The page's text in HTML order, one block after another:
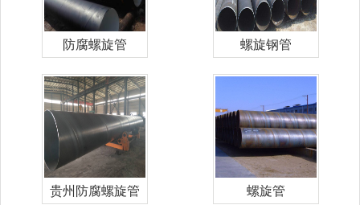
防腐螺旋管 螺旋钢管
贵州防腐螺旋管 螺旋管